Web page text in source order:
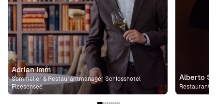
Adrian Imm
Sommelier & Restaurantmanager Schlosshotel
Fleesensee
Alberto
Restaurant